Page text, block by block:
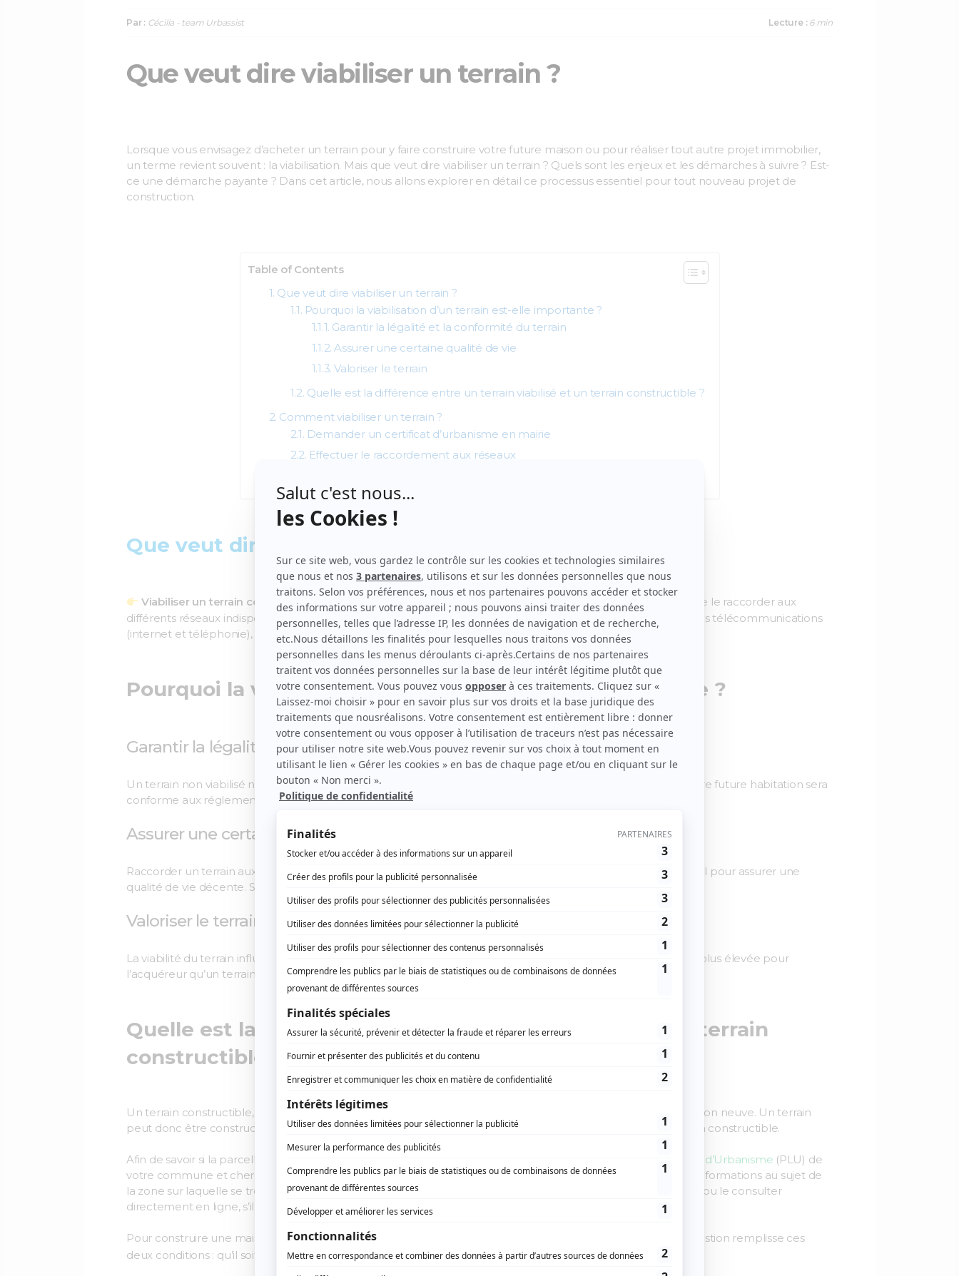
c
i
n
Par : Cécilia - team Urbassist Lecture : 6 min
Que veut dire viabiliser un terrain ?
Lorsque vous envisagez d’acheter un terrain pour y faire construire votre future maison ou pour réaliser tout autre projet immobilier,
un terme revient souvent : la viabilisation. Mais que veut dire viabiliser un terrain ? Quels sont les enjeux et les démarches à suivre ? Est-
ce une démarche payante ? Dans cet article, nous allons explorer en détail ce processus essentiel pour tout nouveau projet de
construction.
Table of Contents
Que veut dire viabiliser un terrain ?
Pourquoi la viabilisation d’un terrain est-elle importante ?
Garantir la légalité et la conformité du terrain
Assurer une certaine qualité de vie
Valoriser le terrain
Quelle est la différence entre un terrain viabilisé et un terrain constructible ?
Comment viabiliser un terrain ?
Demander un certificat d’urbanisme en mairie
Effectuer le raccordement aux réseaux
Que veut dire viabiliser un terrain ?
Viabiliser un terrain consiste à le rendre apte à accueillir une construction.
Pour ce faire, il est nécessaire de le raccorder aux
différents réseaux indispensables à la vie courante : l’eau, l’électricité, le gaz, l’assainissement (tout-à-l’égout), les télécommunications
(internet et téléphonie), ainsi que l’aménagement d’un accès à la voie publique.
Pourquoi la viabilisation d’un terrain est-elle importante ?
Garantir la légalité et la conformité du terrain
Un terrain non viabilisé ne répond pas aux normes de construction en vigueur. La viabilisation garantit que votre future habitation sera
conforme aux réglementations et pourra obtenir une autorisation de travaux (permis de construire).
Assurer une certaine qualité de vie
Raccorder un terrain aux différents réseaux d’eau potable, d’électricité et de télécommunications est essentiel pour assurer une
qualité de vie décente. Sans ça, le terrain n’est pas considéré comme habitable.
Valoriser le terrain
La viabilité du terrain influence nettement le prix du terrain. En effet, une parcelle viabilisée a une valeur bien plus élevée pour
l’acquéreur qu’un terrain nu. Cela peut être un atout majeur si vous envisagez de vendre votre propriété.
Quelle est la différence entre un terrain viabilisé et un terrain
constructible ?
Un terrain constructible, ou terrain à bâtir réunit toutes les conditions nécessaires pour recevoir une construction neuve. Un terrain
peut donc être constructible, mais pas encore viabilisé. Et inversement ! Un terrain peut être viabilisé mais non constructible.
Afin de savoir si la parcelle se trouve dans une zone constructible ou non, vous pouvez consulter le Plan Local d’Urbanisme (PLU) de
votre commune et chercher la parcelle de terrain qui correspond à la vôtre. Vous obtiendrez ainsi toutes les informations au sujet de
la zone sur laquelle se trouve la parcelle. Pour obtenir le PLU vous pouvez faire la demande auprès de la ville ou le consulter
directement en ligne, s’il est disponible.
Pour construire une maison individuelle sur une parcelle en toute sérénité, il faudra donc que le terrain en question remplisse ces
deux conditions : qu’il soit
constructible ET viabilisé.